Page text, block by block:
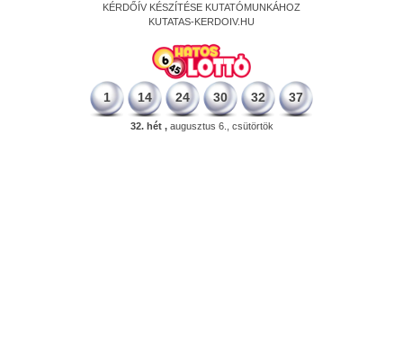
KÉRDŐÍV KÉSZÍTÉSE KUTATÓMUNKÁHOZ
KUTATAS-KERDOIV.HU
1 14 24 30 32 37
32. hét ,augusztus 6., csütörtök